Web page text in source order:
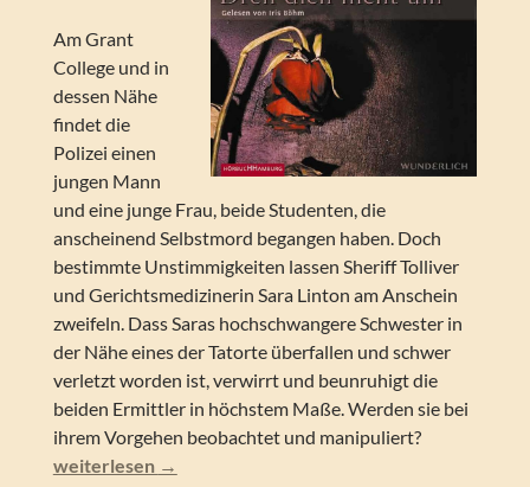
Am Grant
College und in
dessen Nähe
findet die
Polizei einen
jungen Mann
und eine junge Frau, beide Studenten, die
anscheinend Selbstmord begangen haben. Doch
bestimmte Unstimmigkeiten lassen Sheriff Tolliver
und Gerichtsmedizinerin Sara Linton am Anschein
zweifeln. Dass Saras hochschwangere Schwester in
der Nähe eines der Tatorte überfallen und schwer
verletzt worden ist, verwirrt und beunruhigt die
beiden Ermittler in höchstem Maße. Werden sie bei
ihrem Vorgehen beobachtet und manipuliert?
Karin Slaughter – Dreh dich nicht um (Lesung)
weiterlesen →